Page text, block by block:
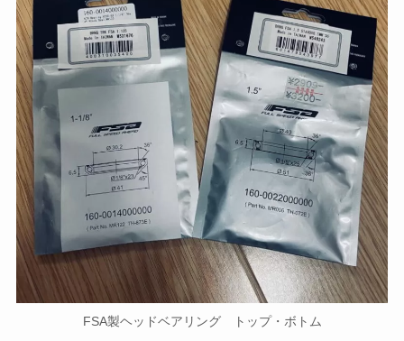
FSA製ヘッドベアリング トップ・ボトム